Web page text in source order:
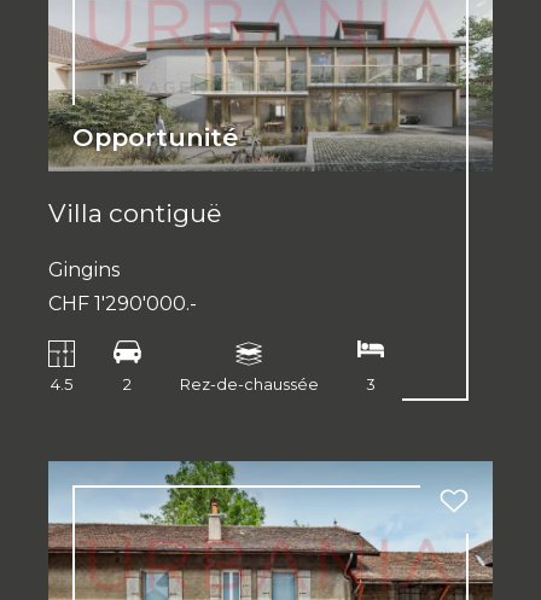
Opportunité
Villa contiguë
Gingins
CHF 1'290'000.-
4.5 2 Rez-de-chaussée 3